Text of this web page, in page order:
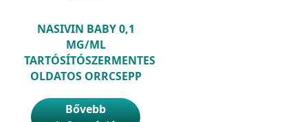
NASIVIN BABY 0,1
MG/ML
TARTÓSÍTÓSZERMENTES
OLDATOS ORRCSEPP
Bővebb